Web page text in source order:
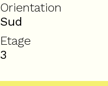
Orientation
Sud
Etage
3